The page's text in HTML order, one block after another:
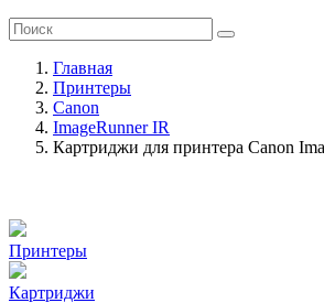
Главная
Принтеры
Canon
ImageRunner IR
Картриджи для принтера Canon
Принтеры
Картриджи